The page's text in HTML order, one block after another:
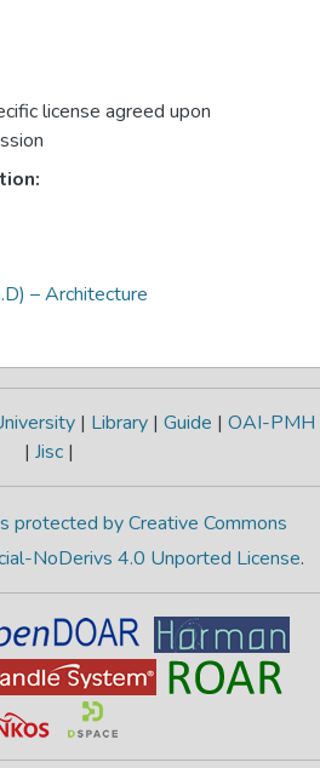
license agreed upon
– Architecture
| Library | Guide | OAI-PMH
| Jisc |
protected by Creative Commons
NoDerivs 4.0 Unported License.